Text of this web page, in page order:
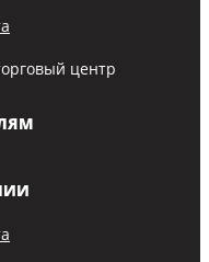
центр